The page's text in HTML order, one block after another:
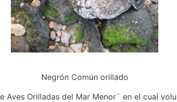
Negrón Común orillado
Aves Orilladas del Mar Menor¨ en el cual